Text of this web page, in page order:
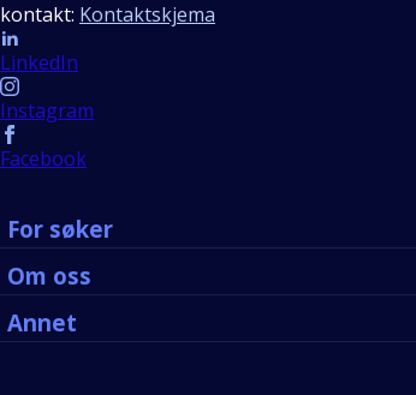
kontakt: Kontaktskjema
Follow us
LinkedIn
Instagram
Facebook
For søker
Om oss
Annet